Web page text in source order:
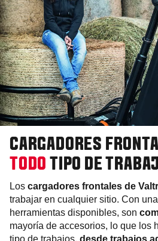
CARGADORES
TODO TIPO DE
Los cargadores frontales de
trabajar en cualquier sitio. Con
herramientas disponibles, son
mayoría de accesorios, lo que los
tipo de trabajos, desde trabajos